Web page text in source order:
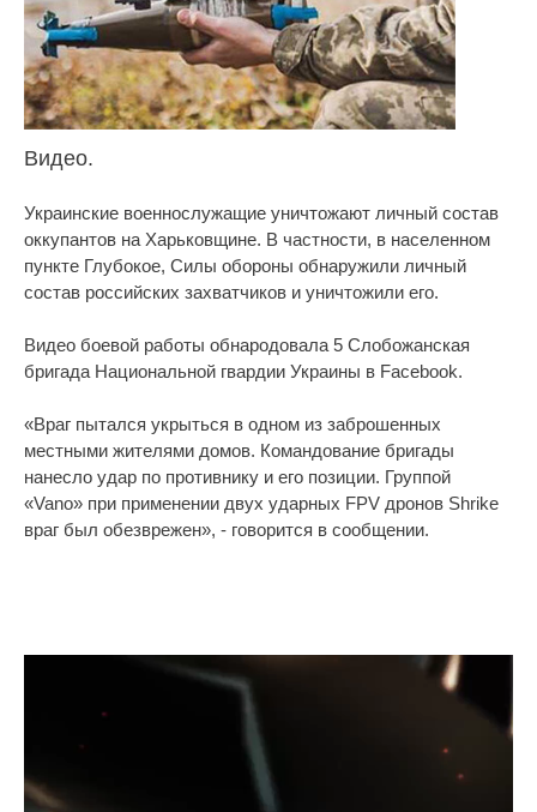
Видео.
Украинские военнослужащие уничтожают личный состав
оккупантов на Харьковщине. В частности, в населенном
пункте Глубокое, Силы обороны обнаружили личный
состав российских захватчиков и уничтожили его.
Видео боевой работы обнародовала 5 Слобожанская
бригада Национальной гвардии Украины в Facebook.
«Враг пытался укрыться в одном из заброшенных
местными жителями домов. Командование бригады
нанесло удар по противнику и его позиции. Группой
«Vano» при применении двух ударных FPV дронов Shrike
враг был обезврежен», - говорится в сообщении.